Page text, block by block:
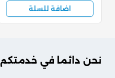
اضافة للسلة
نحن دائما في خدمتكم